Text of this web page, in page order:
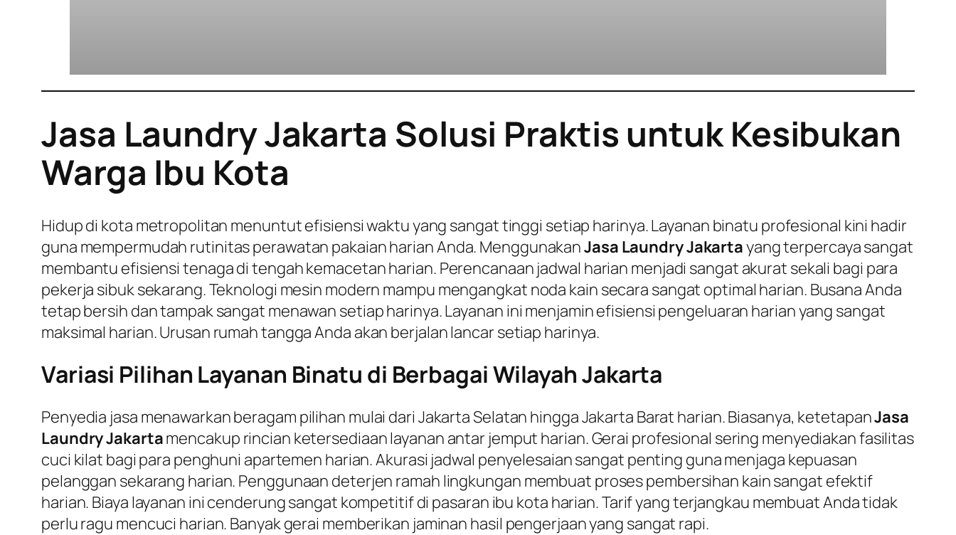
Jasa Laundry Jakarta Solusi Praktis untuk Kesibukan
Warga Ibu Kota
Hidup di kota metropolitan menuntut efisiensi waktu yang sangat tinggi setiap harinya. Layanan binatu profesional kini hadir
guna mempermudah rutinitas perawatan pakaian harian Anda. MenggunakanJasa Laundry Jakartayang terpercaya sangat
membantu efisiensi tenaga di tengah kemacetan harian. Perencanaan jadwal harian menjadi sangat akurat sekali bagi para
pekerja sibuk sekarang. Teknologi mesin modern mampu mengangkat noda kain secara sangat optimal harian. Busana Anda
tetap bersih dan tampak sangat menawan setiap harinya. Layanan ini menjamin efisiensi pengeluaran harian yang sangat
maksimal harian. Urusan rumah tangga Anda akan berjalan lancar setiap harinya.
Variasi Pilihan Layanan Binatu di Berbagai Wilayah Jakarta
Penyedia jasa menawarkan beragam pilihan mulai dari Jakarta Selatan hingga Jakarta Barat harian. Biasanya, ketetapanJasa
Laundry Jakartamencakup rincian ketersediaan layanan antar jemput harian. Gerai profesional sering menyediakan fasilitas
cuci kilat bagi para penghuni apartemen harian. Akurasi jadwal penyelesaian sangat penting guna menjaga kepuasan
pelanggan sekarang harian. Penggunaan deterjen ramah lingkungan membuat proses pembersihan kain sangat efektif
harian. Biaya layanan ini cenderung sangat kompetitif di pasaran ibu kota harian. Tarif yang terjangkau membuat Anda tidak
perlu ragu mencuci harian. Banyak gerai memberikan jaminan hasil pengerjaan yang sangat rapi.